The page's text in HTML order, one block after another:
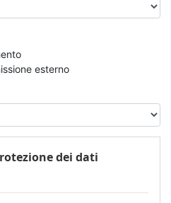
esterno
dei dati